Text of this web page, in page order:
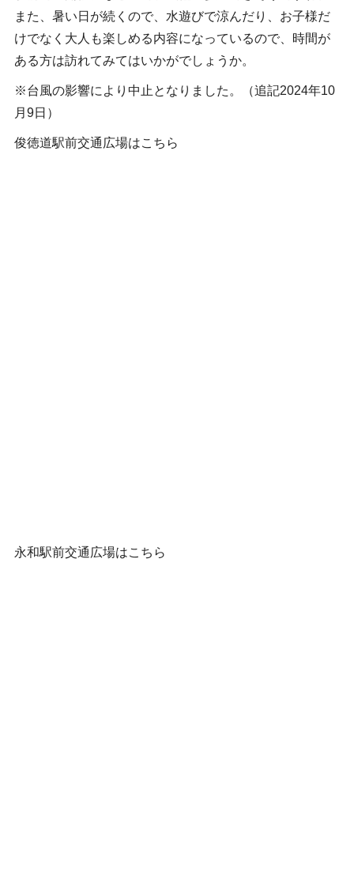
また、暑い日が続くので、水遊びで涼んだり、お子様だ
けでなく大人も楽しめる内容になっているので、時間が
ある方は訪れてみてはいかがでしょうか。
※台風の影響により中止となりました。（追記2024年10
月9日）
俊徳道駅前交通広場はこちら
永和駅前交通広場はこちら